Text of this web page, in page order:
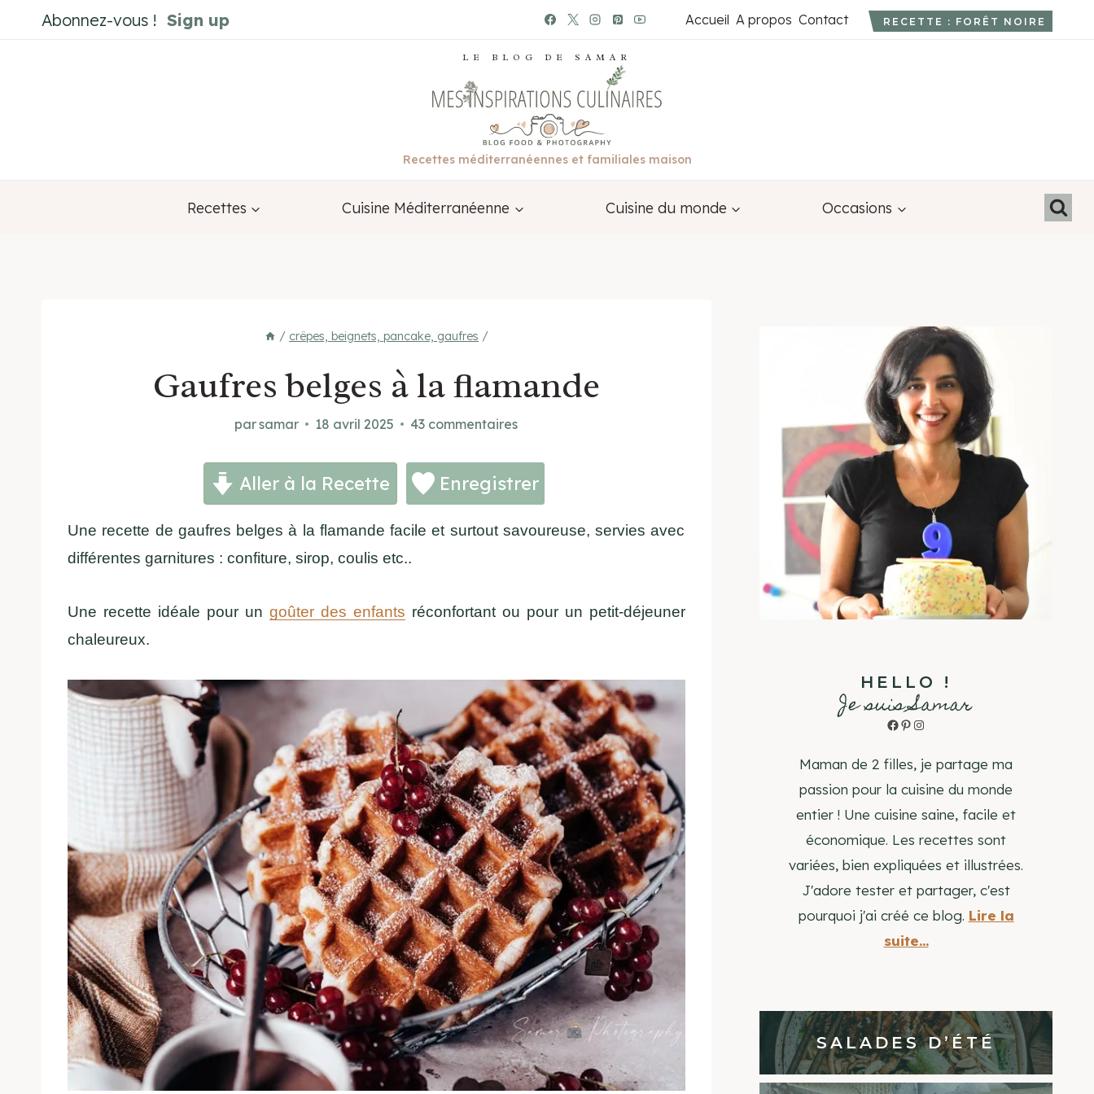
au
Abonnez-vous ! Sign up Accueil A propos Contact RECETTE : FORÊT NOIRE
LE BLOG DE SAMAR
Recettes méditerranéennes et familiales maison
Recettes Cuisine Méditerranéenne Cuisine du monde Occasions
/ crêpes, beignets, pancake, gaufres /
Gaufres belges à la flamande
parsamar 18 avril 2025 43 commentaires
Aller à la Recette Enregistrer
Une recette de gaufres belges à la flamande facile et surtout savoureuse, servies avec
différentes garnitures : confiture, sirop, coulis etc..
Une recette idéale pour un goûter des enfants réconfortant ou pour un petit-déjeuner
chaleureux.
HELLO !
Je suis Samar
Facebook
Pinterest
Instagram
Maman de 2 filles, je partage ma
passion pour la cuisine du monde
entier ! Une cuisine saine, facile et
économique. Les recettes sont
variées, bien expliquées et illustrées.
J'adore tester et partager, c'est
pourquoi j'ai créé ce blog. Lire la
suite...
SALADES D’ÉTÉ